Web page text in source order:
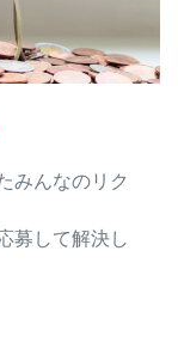
みんなのリク
募して解決し